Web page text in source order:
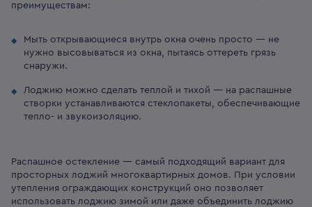
преимуществам:
Мыть открывающиеся внутрь окна очень просто — не
нужно высовываться из окна, пытаясь оттереть грязь
снаружи.
Лоджию можно сделать теплой и тихой — на распашные
створки устанавливаются стеклопакеты, обеспечивающие
тепло- и звукоизоляцию.
Распашное остекление — самый подходящий вариант для
просторных лоджий многоквартирных домов. При условии
утепления ограждающих конструкций оно позволяет
использовать лоджию зимой или даже объединить лоджию